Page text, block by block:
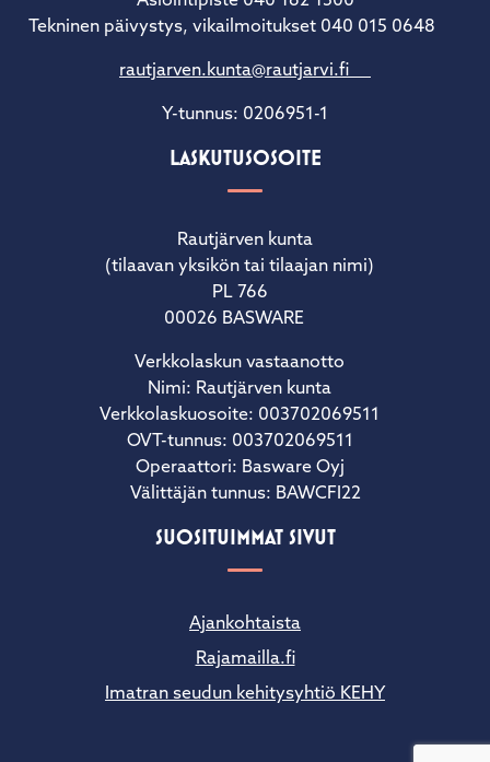
Tekninen päivystys, vikailmoitukset 040 015 0648
rautjarven.kunta@rautjarvi.fi
Y-tunnus: 0206951-1
LASKUTUSOSOITE
Rautjärven kunta
(tilaavan yksikön tai tilaajan nimi)
PL 766
00026 BASWARE
Verkkolaskun vastaanotto
Nimi: Rautjärven kunta
Verkkolaskuosoite: 003702069511
OVT-tunnus: 003702069511
Operaattori: Basware Oyj
Välittäjän tunnus: BAWCFI22
SUOSITUIMMAT SIVUT
Ajankohtaista
Rajamailla.fi
Imatran seudun kehitysyhtiö KEHY